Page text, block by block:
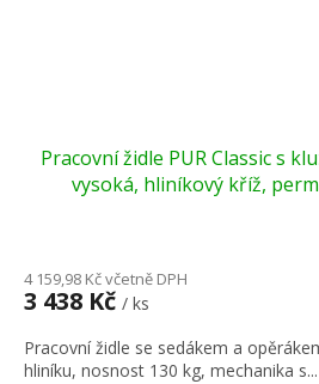
Pracovní židle PUR Classic s
vysoká, hliníkový kříž,
4 159,98 Kč včetně DPH
3 438 Kč / ks
Pracovní židle se sedákem a
hliníku, nosnost 130 kg, mechanika s...